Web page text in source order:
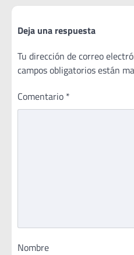
Deja una respuesta
Tu dirección de correo
campos obligatorios están
Comentario *
Nombre